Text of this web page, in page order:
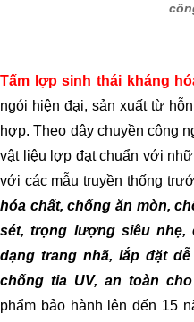
Tấm lợp sinh thái kháng
ngói hiện đại, sản xuất từ
hợp. Theo dây chuyền công
vật liệu lợp đạt chuẩn với
với các mẫu truyền thống
hóa chất, chống ăn mòn,
sét, trọng lượng siêu
dạng trang nhã, lắp đặt
chống tia UV, an toàn
phẩm bảo hành lên đến 15